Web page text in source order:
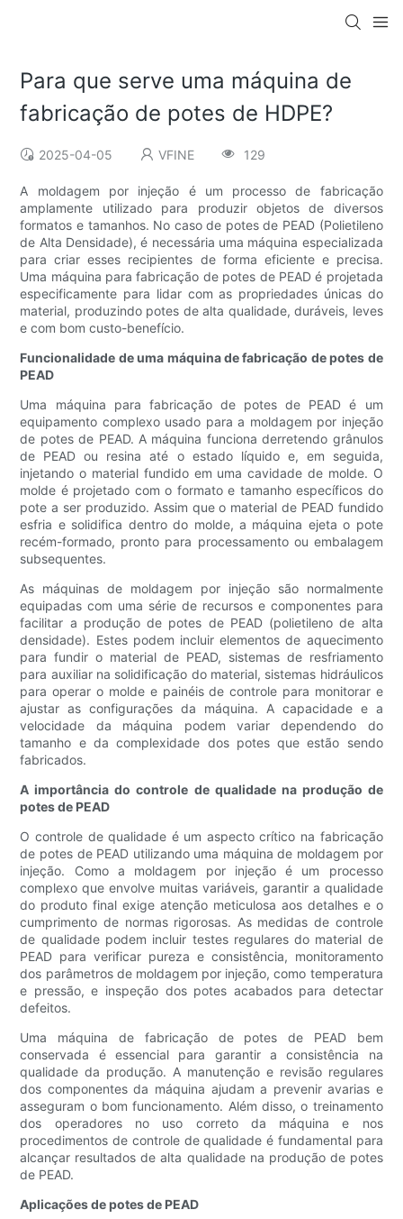
Para que serve uma máquina de
fabricação de potes de HDPE?
2025-04-05 VFINE 129
A moldagem por injeção é um processo de fabricação
amplamente utilizado para produzir objetos de diversos
formatos e tamanhos. No caso de potes de PEAD (Polietileno
de Alta Densidade), é necessária uma máquina especializada
para criar esses recipientes de forma eficiente e precisa.
Uma máquina para fabricação de potes de PEAD é projetada
especificamente para lidar com as propriedades únicas do
material, produzindo potes de alta qualidade, duráveis, leves
e com bom custo-benefício.
Funcionalidade de uma máquina de fabricação de potes de
PEAD
Uma máquina para fabricação de potes de PEAD é um
equipamento complexo usado para a moldagem por injeção
de potes de PEAD. A máquina funciona derretendo grânulos
de PEAD ou resina até o estado líquido e, em seguida,
injetando o material fundido em uma cavidade de molde. O
molde é projetado com o formato e tamanho específicos do
pote a ser produzido. Assim que o material de PEAD fundido
esfria e solidifica dentro do molde, a máquina ejeta o pote
recém-formado, pronto para processamento ou embalagem
subsequentes.
As máquinas de moldagem por injeção são normalmente
equipadas com uma série de recursos e componentes para
facilitar a produção de potes de PEAD (polietileno de alta
densidade). Estes podem incluir elementos de aquecimento
para fundir o material de PEAD, sistemas de resfriamento
para auxiliar na solidificação do material, sistemas hidráulicos
para operar o molde e painéis de controle para monitorar e
ajustar as configurações da máquina. A capacidade e a
velocidade da máquina podem variar dependendo do
tamanho e da complexidade dos potes que estão sendo
fabricados.
A importância do controle de qualidade na produção de
potes de PEAD
O controle de qualidade é um aspecto crítico na fabricação
de potes de PEAD utilizando uma máquina de moldagem por
injeção. Como a moldagem por injeção é um processo
complexo que envolve muitas variáveis, garantir a qualidade
do produto final exige atenção meticulosa aos detalhes e o
cumprimento de normas rigorosas. As medidas de controle
de qualidade podem incluir testes regulares do material de
PEAD para verificar pureza e consistência, monitoramento
dos parâmetros de moldagem por injeção, como temperatura
e pressão, e inspeção dos potes acabados para detectar
defeitos.
Uma máquina de fabricação de potes de PEAD bem
conservada é essencial para garantir a consistência na
qualidade da produção. A manutenção e revisão regulares
dos componentes da máquina ajudam a prevenir avarias e
asseguram o bom funcionamento. Além disso, o treinamento
dos operadores no uso correto da máquina e nos
procedimentos de controle de qualidade é fundamental para
alcançar resultados de alta qualidade na produção de potes
de PEAD.
Aplicações de potes de PEAD